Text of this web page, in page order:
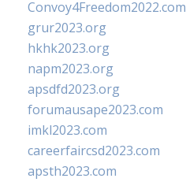
Convoy4Freedom2022.com
grur2023.org
hkhk2023.org
napm2023.org
apsdfd2023.org
forumausape2023.com
imkl2023.com
careerfaircsd2023.com
apsth2023.com